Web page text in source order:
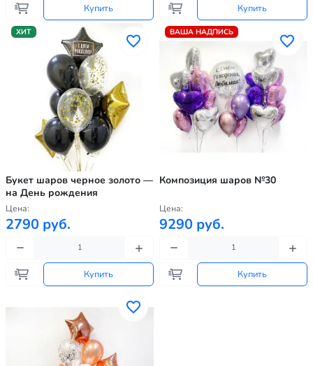
Купить Купить
ХИТ
Букет шаров черное золото —
на День рождения
Цена:
2790 руб.
Купить
ВАША НАДПИСЬ
Композиция шаров №30
Цена:
9290 руб.
Купить